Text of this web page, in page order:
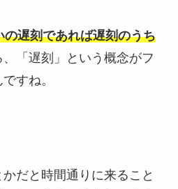
遅刻であれば遅刻のうち
「遅刻」という概念がフ
すね。
かだと時間通りに来ること